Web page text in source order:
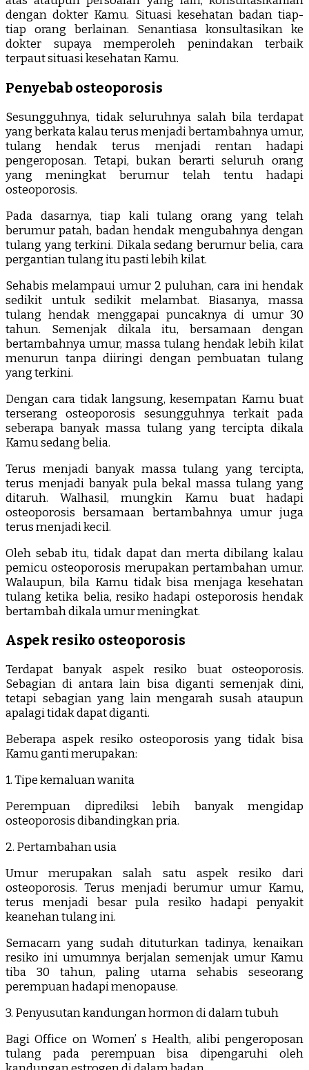
dengan dokter Kamu. Situasi kesehatan badan tiap-
tiap orang berlainan. Senantiasa konsultasikan ke
dokter supaya memperoleh penindakan terbaik
terpaut situasi kesehatan Kamu.
Penyebab osteoporosis
Sesungguhnya, tidak seluruhnya salah bila terdapat
yang berkata kalau terus menjadi bertambahnya umur,
tulang hendak terus menjadi rentan hadapi
pengeroposan. Tetapi, bukan berarti seluruh orang
yang meningkat berumur telah tentu hadapi
osteoporosis.
Pada dasarnya, tiap kali tulang orang yang telah
berumur patah, badan hendak mengubahnya dengan
tulang yang terkini. Dikala sedang berumur belia, cara
pergantian tulang itu pasti lebih kilat.
Sehabis melampaui umur 2 puluhan, cara ini hendak
sedikit untuk sedikit melambat. Biasanya, massa
tulang hendak menggapai puncaknya di umur 30
tahun. Semenjak dikala itu, bersamaan dengan
bertambahnya umur, massa tulang hendak lebih kilat
menurun tanpa diiringi dengan pembuatan tulang
yang terkini.
Dengan cara tidak langsung, kesempatan Kamu buat
terserang osteoporosis sesungguhnya terkait pada
seberapa banyak massa tulang yang tercipta dikala
Kamu sedang belia.
Terus menjadi banyak massa tulang yang tercipta,
terus menjadi banyak pula bekal massa tulang yang
ditaruh. Walhasil, mungkin Kamu buat hadapi
osteoporosis bersamaan bertambahnya umur juga
terus menjadi kecil.
Oleh sebab itu, tidak dapat dan merta dibilang kalau
pemicu osteoporosis merupakan pertambahan umur.
Walaupun, bila Kamu tidak bisa menjaga kesehatan
tulang ketika belia, resiko hadapi osteporosis hendak
bertambah dikala umur meningkat.
Aspek resiko osteoporosis
Terdapat banyak aspek resiko buat osteoporosis.
Sebagian di antara lain bisa diganti semenjak dini,
tetapi sebagian yang lain mengarah susah ataupun
apalagi tidak dapat diganti.
Beberapa aspek resiko osteoporosis yang tidak bisa
Kamu ganti merupakan:
1. Tipe kemaluan wanita
Perempuan diprediksi lebih banyak mengidap
osteoporosis dibandingkan pria.
2. Pertambahan usia
Umur merupakan salah satu aspek resiko dari
osteoporosis. Terus menjadi berumur umur Kamu,
terus menjadi besar pula resiko hadapi penyakit
keanehan tulang ini.
Semacam yang sudah dituturkan tadinya, kenaikan
resiko ini umumnya berjalan semenjak umur Kamu
tiba 30 tahun, paling utama sehabis seseorang
perempuan hadapi menopause.
3. Penyusutan kandungan hormon di dalam tubuh
Bagi Office on Women’ s Health, alibi pengeroposan
tulang pada perempuan bisa dipengaruhi oleh